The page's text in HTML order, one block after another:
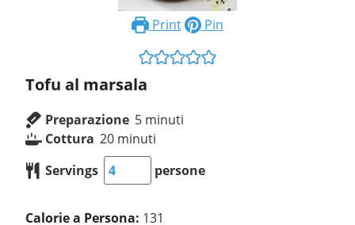
Print Pin
Tofu al marsala
Preparazione 5 minuti
Cottura 20 minuti
Servings
persone
Calorie a Persona: 131